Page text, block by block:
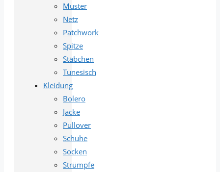
Muster
Netz
Patchwork
Spitze
Stäbchen
Tunesisch
Kleidung
Bolero
Jacke
Pullover
Schuhe
Socken
Strümpfe